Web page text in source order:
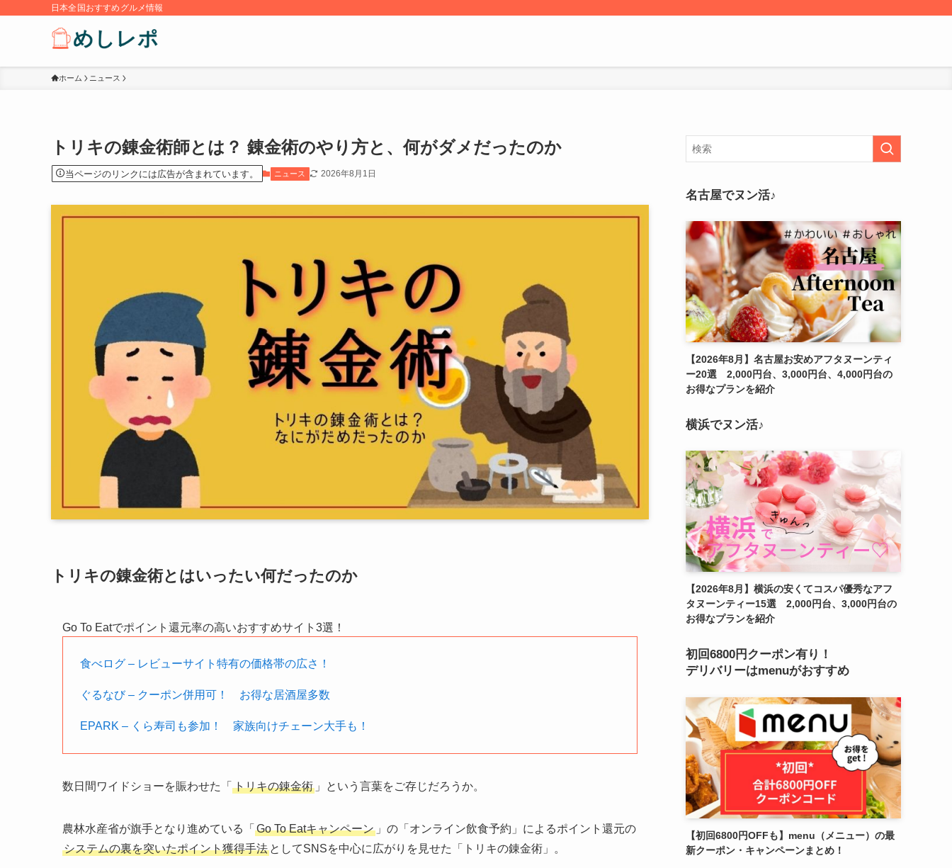
日本全国おすすめグルメ情報
ホーム ニュース
トリキの錬金術師とは？ 錬金術のやり方と、何がダメだったのか
当ページのリンクには広告が含まれています。 ニュース 2026年8月1日
トリキの錬金術とはいったい何だったのか
Go To Eatでポイント還元率の高いおすすめサイト3選！
食べログ – レビューサイト特有の価格帯の広さ！
ぐるなび – クーポン併用可！ お得な居酒屋多数
EPARK – くら寿司も参加！ 家族向けチェーン大手も！
数日間ワイドショーを賑わせた「 トリキの錬金術 」という言葉をご存じだろうか。
農林水産省が旗手となり進めている「 Go To Eatキャンペーン 」の「オンライン飲食予約」によるポイント還元の
システムの裏を突いたポイント獲得手法 としてSNSを中心に広がりを見せた「トリキの錬金術」。
名古屋でヌン活♪
【2026年8月】名古屋お安めアフタヌーンティ
ー20選 2,000円台、3,000円台、4,000円台の
お得なプランを紹介
横浜でヌン活♪
【2026年8月】横浜の安くてコスパ優秀なアフ
タヌーンティー15選 2,000円台、3,000円台の
お得なプランを紹介
初回6800円クーポン有り！
デリバリーはmenuがおすすめ
【初回6800円OFFも】menu（メニュー）の最
新クーポン・キャンペーンまとめ！